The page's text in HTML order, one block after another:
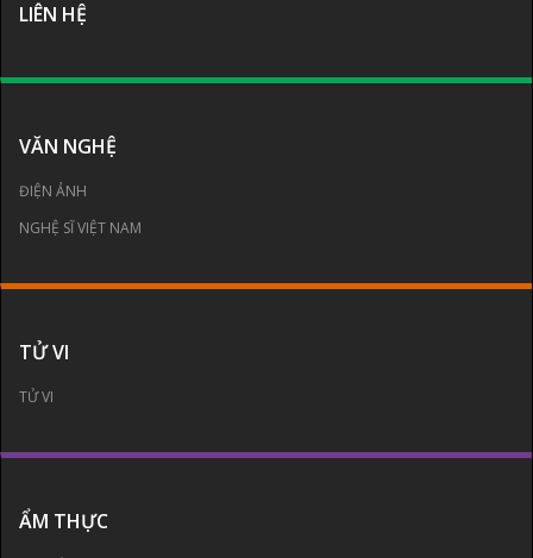
LIÊN HỆ
VĂN NGHỆ
ĐIỆN ẢNH
NGHỆ SĨ VIỆT NAM
TỬ VI
TỬ VI
ẨM THỰC